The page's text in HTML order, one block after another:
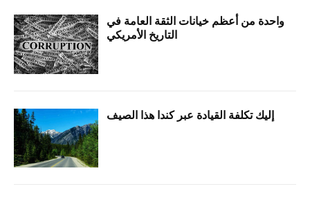
واحدة من أعظم خيانات الثقة العامة في
التاريخ الأمريكي
إليك تكلفة القيادة عبر كندا هذا الصيف